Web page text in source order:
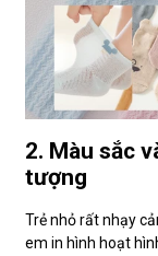
2. Màu sắc
tượng
Trẻ nhỏ rất nhạy
em in hình hoạt